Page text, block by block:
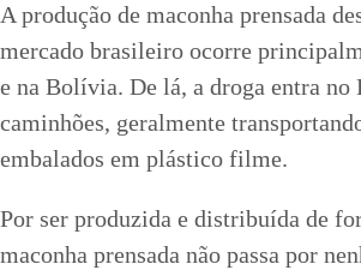
A produção de maconha prensada
mercado brasileiro ocorre
e na Bolívia. De lá, a droga entra
caminhões, geralmente
embalados em plástico filme.
Por ser produzida e distribuída de
maconha prensada não passa por